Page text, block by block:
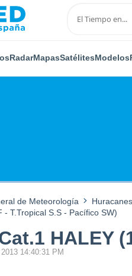
RadarMapasSatélitesModelos
de Meteorología
T.Tropical S.S - Pacífico SW)
HALEY
14:40:31 PM